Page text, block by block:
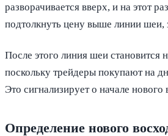
разворачивается вверх, и на этот
подтолкнуть цену выше линии шеи,
После этого линия шеи становится
поскольку трейдеры покупают на
Это сигнализирует о начале
Определение нового